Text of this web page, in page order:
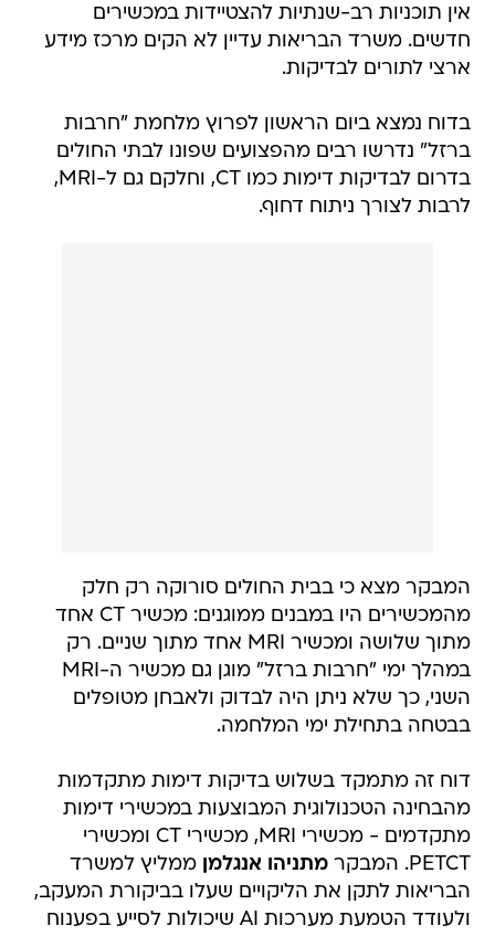
אין תוכניות רב-שנתיות להצטיידות במכשירים
חדשים. משרד הבריאות עדיין לא הקים מרכז מידע
ארצי לתורים לבדיקות.
בדוח נמצא ביום הראשון לפרוץ מלחמת "חרבות
ברזל" נדרשו רבים מהפצועים שפונו לבתי החולים
בדרום לבדיקות דימות כמו CT, וחלקם גם ל-MRI,
לרבות לצורך ניתוח דחוף.
המבקר מצא כי בבית החולים סורוקה רק חלק
מהמכשירים היו במבנים ממוגנים: מכשיר CT אחד
מתוך שלושה ומכשיר MRI אחד מתוך שניים. רק
במהלך ימי "חרבות ברזל" מוגן גם מכשיר ה-MRI
השני, כך שלא ניתן היה לבדוק ולאבחן מטופלים
בבטחה בתחילת ימי המלחמה.
דוח זה מתמקד בשלוש בדיקות דימות מתקדמות
מהבחינה הטכנולוגית המבוצעות במכשירי דימות
מתקדמים - מכשירי MRI, מכשירי CT ומכשירי
PETCT. המבקר
מתניהו אנגלמן ממליץ למשרד
הבריאות לתקן את הליקויים שעלו בביקורת המעקב,
ולעודד הטמעת מערכות AI שיכולות לסייע בפענוח